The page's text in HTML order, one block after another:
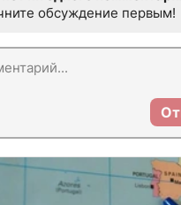
обсуждение первым!